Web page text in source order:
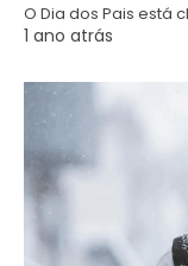
O Dia dos Pais está
1 ano atrás